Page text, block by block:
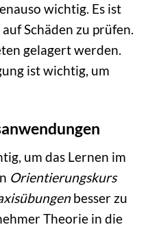
wichtig. Es ist
Schäden zu prüfen.
gelagert werden.
ist wichtig, um
um das Lernen im
Orientierungskurs
besser zu
Theorie in die